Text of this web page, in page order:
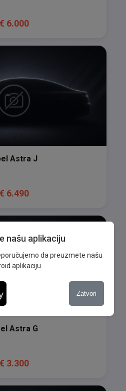
€ 6.000
Astra J
€ 6.490
Astra G
€ 3.300
našu aplikaciju
da preuzmete našu
aplikaciju.
Zatvori